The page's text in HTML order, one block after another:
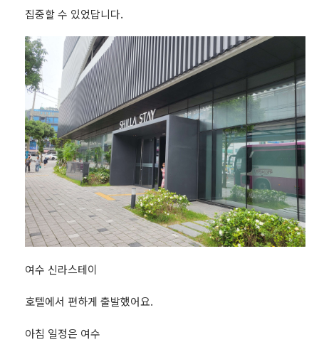
집중할 수 있었답니다.
여수 신라스테이
호텔에서 편하게 출발했어요.
아침 일정은 여수